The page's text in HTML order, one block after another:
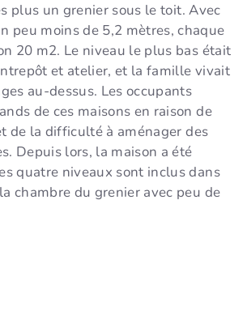
plus un grenier sous le toit. Avec
peu moins de 5,2 mètres, chaque
20 m2. Le niveau le plus bas était
et atelier, et la famille vivait
au-dessus. Les occupants
de ces maisons en raison de
de la difficulté à aménager des
Depuis lors, la maison a été
quatre niveaux sont inclus dans
chambre du grenier avec peu de